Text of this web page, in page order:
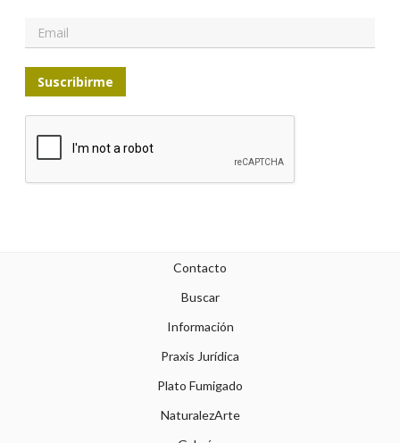
Suscribirme
Contacto
Buscar
Información
Praxis Jurídica
Plato Fumigado
NaturalezArte